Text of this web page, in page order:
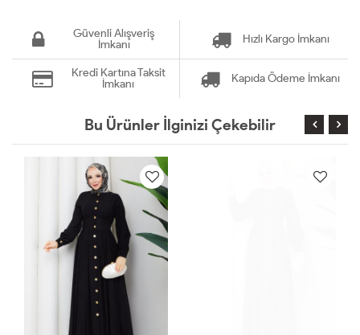
Güvenli Alışveriş
İmkanı
Hızlı Kargo İmkanı
Kredi Kartına Taksit
İmkanı
Kapıda Ödeme İmkanı
Bu Ürünler İlginizi Çekebilir